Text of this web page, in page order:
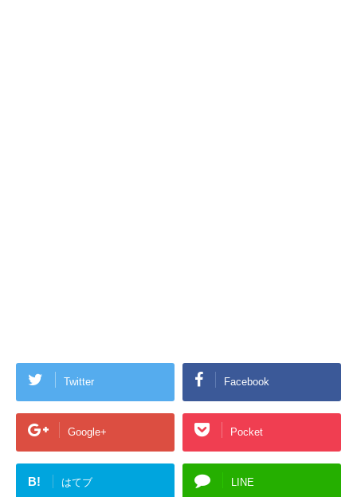
Twitter Facebook
Google+ Pocket
B! はてブ LINE